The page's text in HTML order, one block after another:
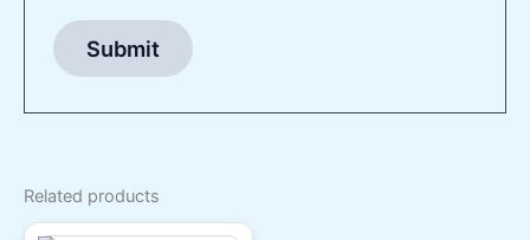
Related products